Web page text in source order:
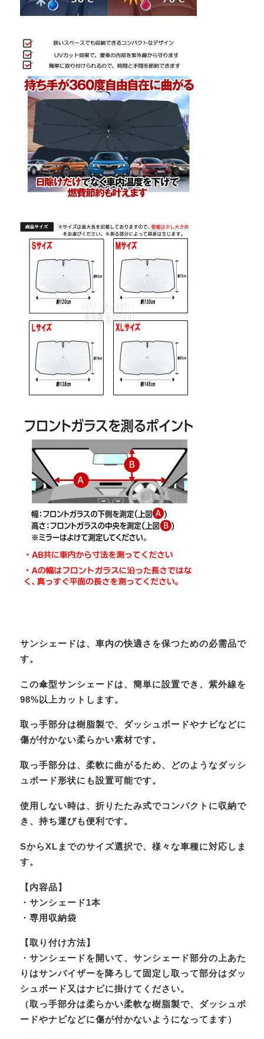
サンシェードは、車内の快適さを保つための必需品で
す。
この傘型サンシェードは、簡単に設置でき、紫外線を
98%以上カットします。
取っ手部分は樹脂製で、ダッシュボードやナビなどに
傷が付かない柔らかい素材です。
取っ手部分は、柔軟に曲がるため、どのようなダッシ
ュボード形状にも設置可能です。
使用しない時は、折りたたみ式でコンパクトに収納で
き、持ち運びも便利です。
SからXLまでのサイズ選択で、様々な車種に対応しま
す。
【内容品】
・サンシェード1本
・専用収納袋
【取り付け方法】
・サンシェードを開いて、サンシェード部分の上あた
りはサンバイザーを降ろして固定し取って部分はダッ
シュボード又はナビに掛けてください。
（取っ手部分は柔らかい柔軟な樹脂製で、ダッシュボ
ードやナビなどに傷が付かないようになってます）